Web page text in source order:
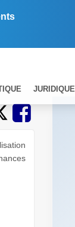
JURIDIQUE